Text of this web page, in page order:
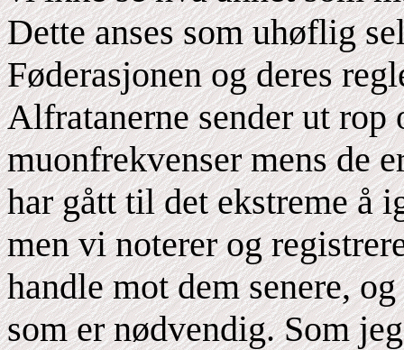
Dette anses som uhøflig
Føderasjonen og deres
Alfratanerne sender ut
muonfrekvenser mens de
har gått til det ekstreme å
men vi noterer og
handle mot dem senere,
som er nødvendig. Som